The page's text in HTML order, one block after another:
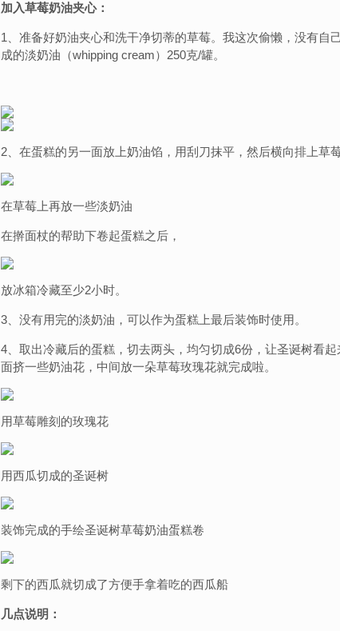
加入草莓奶油夹心：
1、准备好奶油夹心和洗干净切蒂的草莓。我这次偷懒，没有自
成的淡奶油（whipping cream）250克/罐。
2、在蛋糕的另一面放上奶油馅，用刮刀抹平，然后横向排上草
在草莓上再放一些淡奶油
在擀面杖的帮助下卷起蛋糕之后，
放冰箱冷藏至少2小时。
3、没有用完的淡奶油，可以作为蛋糕上最后装饰时使用。
4、取出冷藏后的蛋糕，切去两头，均匀切成6份，让圣诞树看
面挤一些奶油花，中间放一朵草莓玫瑰花就完成啦。
用草莓雕刻的玫瑰花
用西瓜切成的圣诞树
装饰完成的手绘圣诞树草莓奶油蛋糕卷
剩下的西瓜就切成了方便手拿着吃的西瓜船
几点说明：